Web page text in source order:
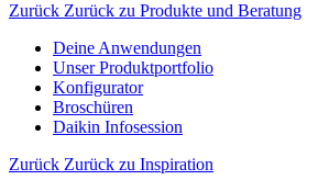
Zurück Zurück zu Produkte und Beratung
Deine Anwendungen
Unser Produktportfolio
Konfigurator
Broschüren
Daikin Infosession
Zurück Zurück zu Inspiration